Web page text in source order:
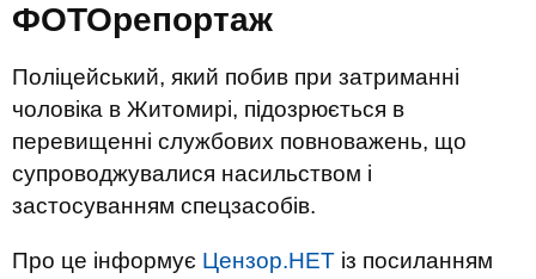
ФОТОрепортаж
Поліцейський, який побив при затриманні
чоловіка в Житомирі, підозрюється в
перевищенні службових повноважень, що
супроводжувалися насильством і
застосуванням спецзасобів.
Про це інформує Цензор.НЕТ із посиланням